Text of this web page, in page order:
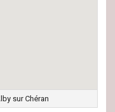
sur Chéran